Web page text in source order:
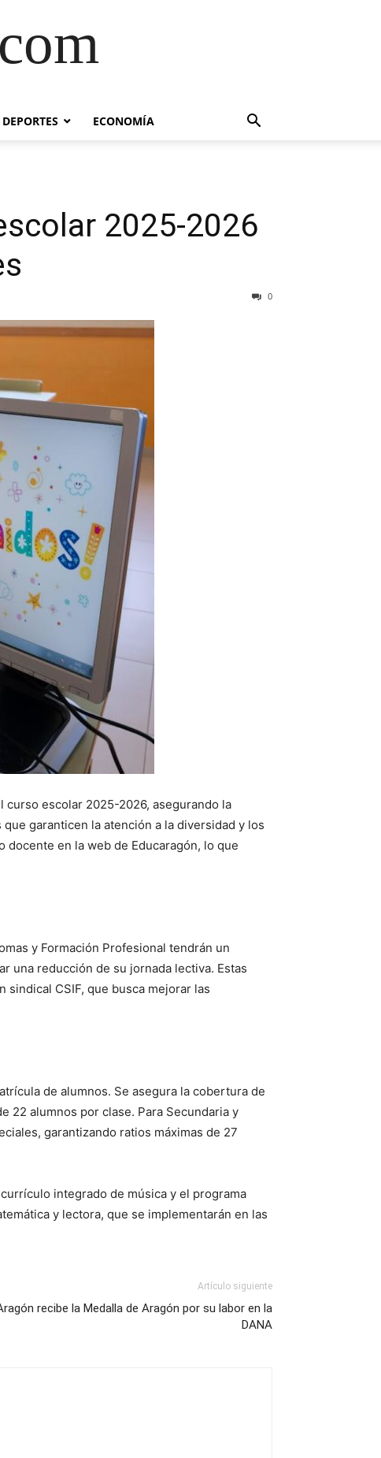
DEPORTES ECONOMÍA
2025-2026
0
curso escolar 2025-2026, asegurando la
garanticen la atención a la diversidad y los
en la web de Educaragón, lo que
y Formación Profesional tendrán un
una reducción de su jornada lectiva. Estas
CSIF, que busca mejorar las
de alumnos. Se asegura la cobertura de
22 alumnos por clase. Para Secundaria y
garantizando ratios máximas de 27
integrado de música y el programa
y lectora, que se implementarán en las
Artículo siguiente
recibe la Medalla de Aragón por su labor en la
DANA